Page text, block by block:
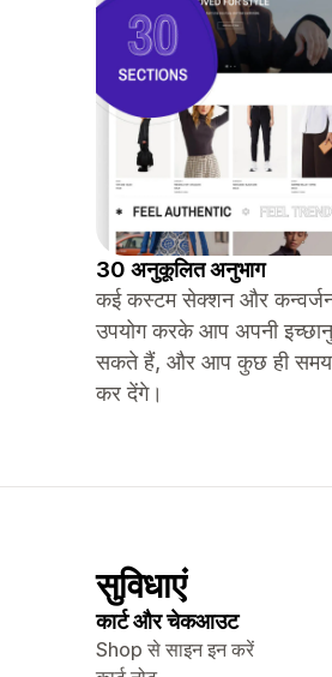
30 अनुकूलित अनुभाग
कई कस्टम सेक्शन और
उपयोग करके आप अपनी
सकते हैं, और आप कुछ ही समय
कर देंगे।
सुविधाएं
कार्ट और चेकआउट
Shop से साइन इन करें